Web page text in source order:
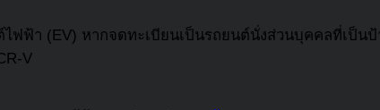
ฟฟ้า (EV) หากจดทะเบียนเป็นรถยนต์นั่งส่วนบุคคลที่เป็น
V